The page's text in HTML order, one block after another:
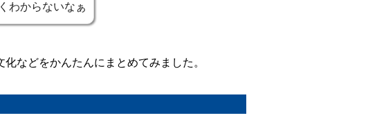
わからないなぁ
などをかんたんにまとめてみました。